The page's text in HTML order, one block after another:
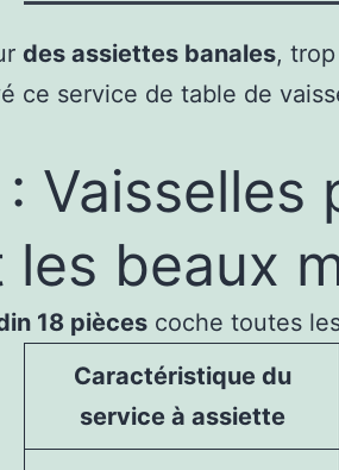
des assiettes banales,
ce service de table de
beaux
18 piècescoche toutes
Caractéristique du
service à assiette